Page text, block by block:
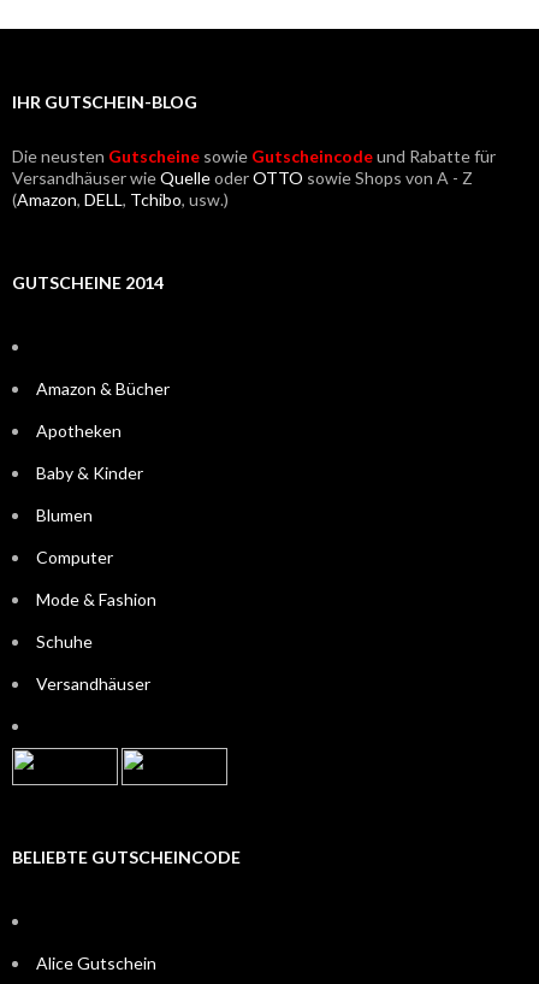
IHR GUTSCHEIN-BLOG
Die neusten Gutscheine sowie Gutscheincodeund Rabatte für
Versandhäuser wieQuelleoderOTTO sowie Shops von A - Z
(Amazon, DELL, Tchibo, usw.)
GUTSCHEINE 2014
Amazon & Bücher
Apotheken
Baby & Kinder
Blumen
Computer
Mode & Fashion
Schuhe
Versandhäuser
BELIEBTE GUTSCHEINCODE
Alice Gutschein